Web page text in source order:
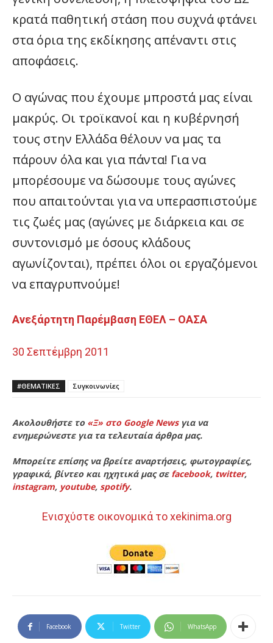
κρατά παθητική στάση που συχνά φτάνει
στα όρια της εκδίκησης απέναντι στις
αποφάσεις.
Ο αγώνας που έχουμε μπροστά μας είναι
μακρύς. Οι τροϊκανοί και η κυβέρνησή
τους στην Ελλάδα θέλουν να μας τα
πάρουν όλα και για πάντα! Για να
μπορέσουμε να δώσουμε τους αγώνες
που απαιτούνται για να υπερασπιστούμε
τις ζωές μας (αγώνες με διάρκεια και σε
συντονισμό με όσους κλάδους
αγωνίζονται), πρέπει όλοι οι εργαζόμενοι
να επαγρυπνούμε!
Ανεξάρτητη Παρέμβαση ΕΘΕΛ – ΟΑΣΑ
30 Σεπτέμβρη 2011
#ΘΕΜΑΤΙΚΈΣ Συγκοινωνίες
Ακολουθήστε το «Ξ» στο Google Newsγια να
ενημερώνεστε για τα τελευταία άρθρα μας.
Μπορείτε επίσης να βρείτε αναρτήσεις, φωτογραφίες,
γραφικά, βίντεο και ηχητικά μας σε facebook, twitter,
instagram, youtube, spotify.
Ενισχύστε οικονομικά το xekinima.org
Facebook Twitter WhatsApp